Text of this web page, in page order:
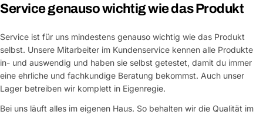
Service genauso wichtig wie das Produkt
Service ist für uns mindestens genauso wichtig wie das Produkt
selbst. Unsere Mitarbeiter im Kundenservice kennen alle Produkte
in- und auswendig und haben sie selbst getestet, damit du immer
eine ehrliche und fachkundige Beratung bekommst. Auch unser
Lager betreiben wir komplett in Eigenregie.
Bei uns läuft alles im eigenen Haus. So behalten wir die Qualität im